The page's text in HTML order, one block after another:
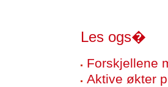
Les ogs�
Forskjellene
Aktive økter